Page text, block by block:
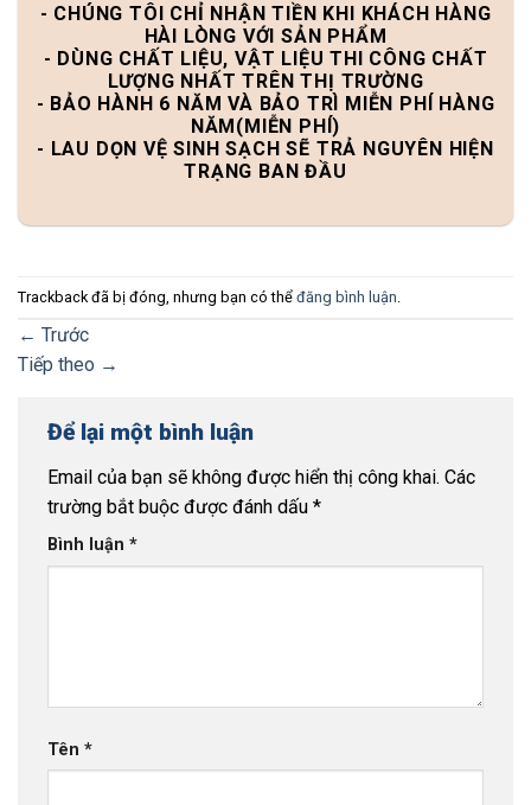
- CHÚNG TÔI CHỈ NHẬN TIỀN KHI KHÁCH HÀNG
HÀI LÒNG VỚI SẢN PHẨM
- DÙNG CHẤT LIỆU, VẬT LIỆU THI CÔNG CHẤT
LƯỢNG NHẤT TRÊN THỊ TRƯỜNG
- BẢO HÀNH 6 NĂM VÀ BẢO TRÌ MIỄN PHÍ HÀNG
NĂM(MIỄN PHÍ)
- LAU DỌN VỆ SINH SẠCH SẼ TRẢ NGUYÊN HIỆN
TRẠNG BAN ĐẦU
Trackback đã bị đóng, nhưng bạn có thể đăng bình luận
← Trước
Tiếp theo →
Để lại một bình luận
Email của bạn sẽ không được hiển thị công khai. Các
trường bắt buộc được đánh dấu *
Bình luận *
Tên *